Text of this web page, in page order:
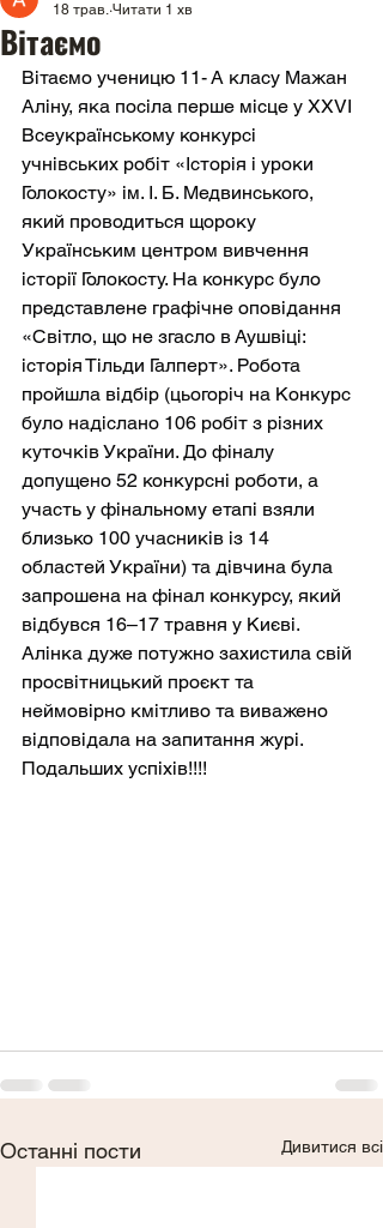
Вітаємо
18 трав. Читати 1 хв
Вітаємо ученицю 11- А класу Мажан
Аліну, яка посіла перше місце у XXVІ
Всеукраїнському конкурсі
учнівських робіт «Історія і уроки
Голокосту» ім. І. Б. Медвинського,
який проводиться щороку
Українським центром вивчення
історії Голокосту. На конкурс було
представлене графічне оповідання
«Світло, що не згасло в Аушвіці:
історія Тільди Галперт». Робота
пройшла відбір (цьогоріч на Конкурс
було надіслано 106 робіт з різних
куточків України. До фіналу
допущено 52 конкурсні роботи, а
участь у фінальному етапі взяли
близько 100 учасників із 14
областей України) та дівчина була
запрошена на фінал конкурсу, який
відбувся 16–17 травня у Києві.
Алінка дуже потужно захистила свій
просвітницький проєкт та
неймовірно кмітливо та виважено
відповідала на запитання журі.
Подальших успіхів!!!!
Останні пости Дивитися всі